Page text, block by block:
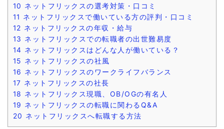
10 ネットフリックスの選考対策・口コミ
11 ネットフリックスで働いている方の評判・口コミ
12 ネットフリックスの年収・給与
13 ネットフリックスでの転職者の出世難易度
14 ネットフリックスはどんな人が働いている？
15 ネットフリックスの社風
16 ネットフリックスのワークライフバランス
17 ネットフリックスの社長
18 ネットフリックス現職、OB/OGの有名人
19 ネットフリックスの転職に関わるQ&A
20 ネットフリックスへ転職する方法